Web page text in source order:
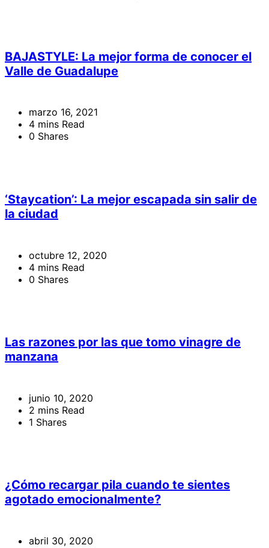
BAJASTYLE: La mejor forma de conocer el
Valle de Guadalupe
marzo 16, 2021
4 mins Read
0 Shares
‘Staycation’: La mejor escapada sin salir de
la ciudad
octubre 12, 2020
4 mins Read
0 Shares
Las razones por las que tomo vinagre de
manzana
junio 10, 2020
2 mins Read
1 Shares
¿Cómo recargar pila cuando te sientes
agotado emocionalmente?
abril 30, 2020